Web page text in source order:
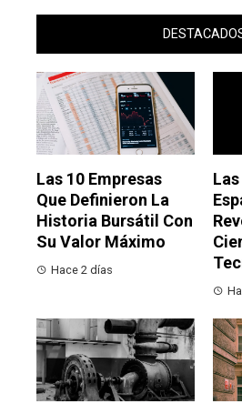
Las 10 Empresas
Que Definieron La
Historia Bursátil Con
Su Valor Máximo
Hace 2 días